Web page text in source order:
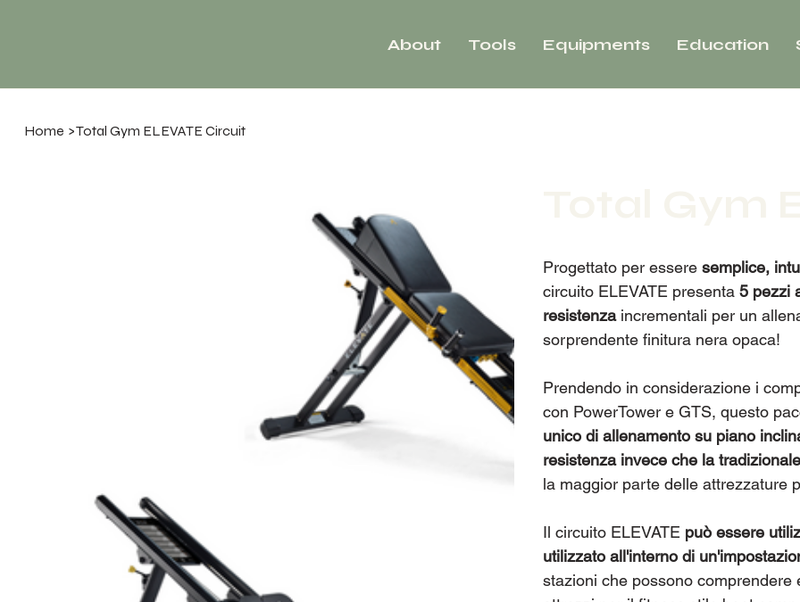
About Tools Equipments Education
Home >Total Gym ELEVATE Circuit
Progettato per esseresemplice,
circuito ELEVATE presenta5 pezzi
resistenzaincrementali per un
sorprendente finitura nera opaca!
Prendendo in considerazione i
con PowerTower e GTS, questo
unico di allenamento su piano
resistenza invece che la
la maggior parte delle attrezzature
Il circuito ELEVATE può essere
utilizzato all'interno di
stazioni che possono comprendere